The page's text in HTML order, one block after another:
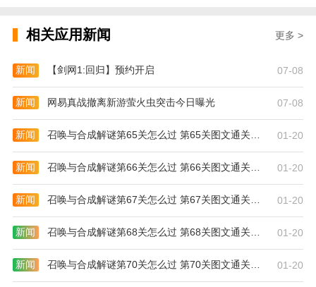
6、选择根据进行使用，让你的办公更方便，提高
相关应用新闻 更多 >
新闻 【剑网1:回归】预约开启 07-08
新闻 网易真战撤离新游萤火虫突击今日曝光 07-08
新闻 召唤与合成解谜第65关怎么过 第65关图文通关攻略 01-20
新闻 召唤与合成解谜第66关怎么过 第66关图文通关攻略 01-20
新闻 召唤与合成解谜第67关怎么过 第67关图文通关攻略 01-20
新闻 召唤与合成解谜第68关怎么过 第68关图文通关攻略 01-20
新闻 召唤与合成解谜第70关怎么过 第70关图文通关攻略 01-20